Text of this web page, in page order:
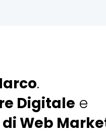
.
Digitale e
Web